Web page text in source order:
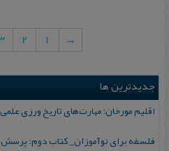
→
1
2
جدیدترین ها
اقلیم مورخان؛ مهارت‌های تاریخ ورزی علمی
فلسفه برای نوآموزان_ کتاب دوم: پرسش